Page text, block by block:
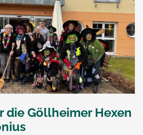
die Göllheimer Hexen